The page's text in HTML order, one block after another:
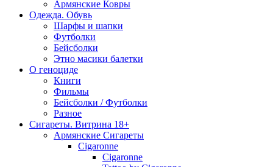
Армянские Ковры
Одежда. Обувь
Шарфы и шапки
Футболки
Бейсболки
Этно масики балетки
О геноциде
Книги
Фильмы
Бейсболки / Футболки
Разное
Сигареты. Витрина 18+
Армянские Сигареты
Cigaronne
Cigaronne